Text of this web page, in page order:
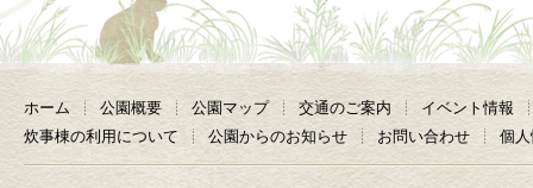
ホーム 公園概要 公園マップ 交通のご案内
イベント情報
炊事棟の利用について
公園からのお知らせ お問い合わせ 個